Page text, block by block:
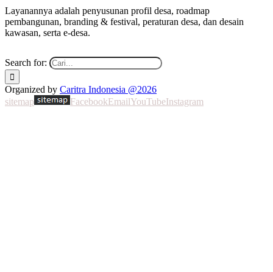
Layanannya adalah penyusunan profil desa, roadmap
pembangunan, branding & festival, peraturan desa, dan desain
kawasan, serta e-desa.
Search for:
Organized by Caritra Indonesia @2026
sitemap
FacebookEmailYouTubeInstagram